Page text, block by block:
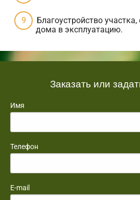
Благоустройство
дома в эксплуатацию.
Заказать или
Имя
Телефон
E-mail